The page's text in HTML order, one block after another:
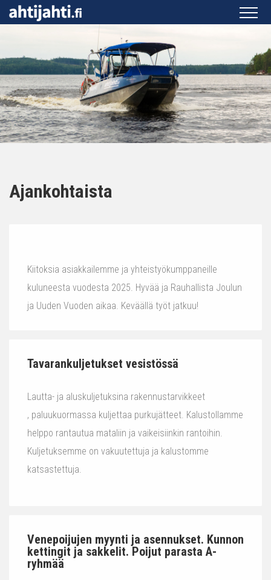
Ajankohtaista
Kiitoksia asiakkailemme ja yhteistyökumppaneille
kuluneesta vuodesta 2025. Hyvää ja Rauhallista Joulun
ja Uuden Vuoden aikaa. Keväällä työt jatkuu!
Tavarankuljetukset vesistössä
Lautta- ja aluskuljetuksina rakennustarvikkeet
, paluukuormassa kuljettaa purkujätteet. Kalustollamme
helppo rantautua mataliin ja vaikeisiinkin rantoihin.
Kuljetuksemme on vakuutettuja ja kalustomme
katsastettuja.
Venepoijujen myynti ja asennukset. Kunnon
kettingit ja sakkelit. Poijut parasta A-
ryhmää